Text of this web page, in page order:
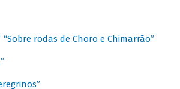
/ “Sobre rodas de Choro e Chimarrão”